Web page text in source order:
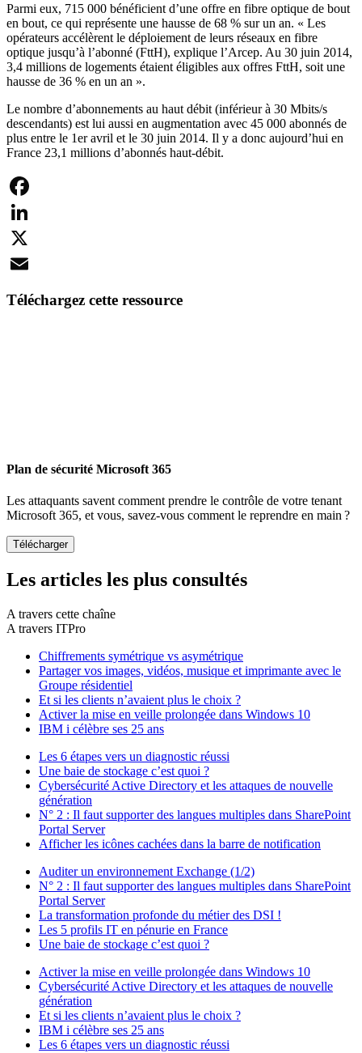
Parmi eux, 715 000 bénéficient d’une offre en fibre optique de bout
en bout, ce qui représente une hausse de 68 % sur un an. « Les
opérateurs accélèrent le déploiement de leurs réseaux en fibre
optique jusqu’à l’abonné (FttH), explique l’Arcep. Au 30 juin 2014,
3,4 millions de logements étaient éligibles aux offres FttH, soit une
hausse de 36 % en un an ».
Le nombre d’abonnements au haut débit (inférieur à 30 Mbits/s
descendants) est lui aussi en augmentation avec 45 000 abonnés de
plus entre le 1er avril et le 30 juin 2014. Il y a donc aujourd’hui en
France 23,1 millions d’abonnés haut-débit.
Facebook
LinkedIn
X
Téléchargez cette ressource
Plan de sécurité Microsoft 365
Les attaquants savent comment prendre le contrôle de votre tenant
Microsoft 365, et vous, savez-vous comment le reprendre en main ?
Les articles les plus consultés
A travers cette chaîne
A travers ITPro
Chiffrements symétrique vs asymétrique
Partager vos images, vidéos, musique et imprimante avec le
Groupe résidentiel
Et si les clients n’avaient plus le choix ?
Activer la mise en veille prolongée dans Windows 10
IBM i célèbre ses 25 ans
Les 6 étapes vers un diagnostic réussi
Une baie de stockage c’est quoi ?
Cybersécurité Active Directory et les attaques de nouvelle
génération
N° 2 : Il faut supporter des langues multiples dans SharePoint
Portal Server
Afficher les icônes cachées dans la barre de notification
Auditer un environnement Exchange (1/2)
N° 2 : Il faut supporter des langues multiples dans SharePoint
Portal Server
La transformation profonde du métier des DSI !
Les 5 profils IT en pénurie en France
Une baie de stockage c’est quoi ?
Activer la mise en veille prolongée dans Windows 10
Cybersécurité Active Directory et les attaques de nouvelle
génération
Et si les clients n’avaient plus le choix ?
IBM i célèbre ses 25 ans
Les 6 étapes vers un diagnostic réussi